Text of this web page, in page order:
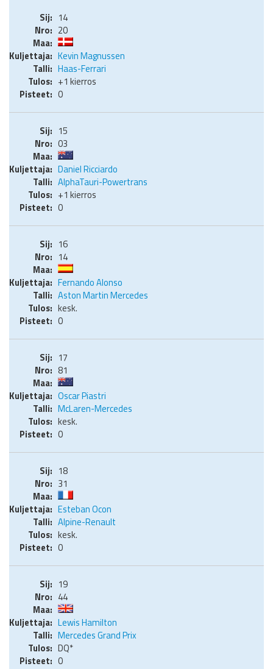
14
20
Kevin Magnussen
Haas-Ferrari
+1 kierros
0
15
03
Daniel Ricciardo
AlphaTauri-Powertrans
+1 kierros
0
16
14
Fernando Alonso
Aston Martin Mercedes
kesk.
0
17
81
Oscar Piastri
McLaren-Mercedes
kesk.
0
18
31
Esteban Ocon
Alpine-Renault
kesk.
0
19
44
Lewis Hamilton
Mercedes Grand Prix
DQ*
0